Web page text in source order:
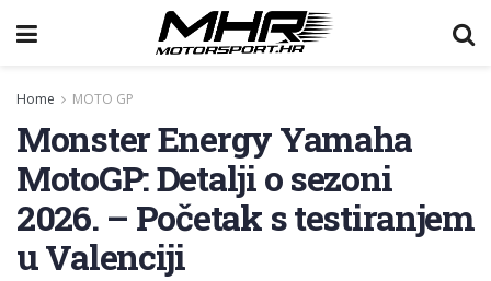
Home MOTO GP
Monster Energy Yamaha
MotoGP: Detalji o sezoni
2026. – Početak s testiranjem
u Valenciji